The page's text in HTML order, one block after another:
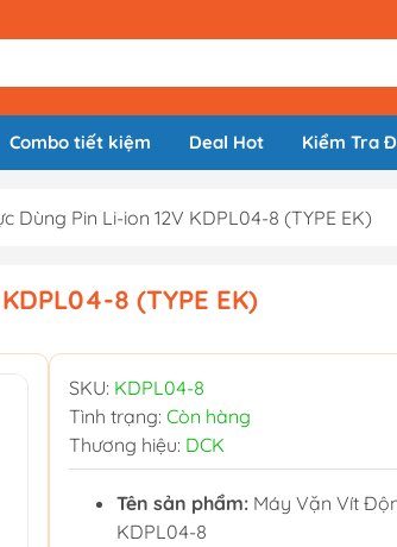
Combo tiết kiệm Deal Hot Kiểm Tra
Dùng Pin Li-ion 12V KDPL04-8 (TYPE EK)
8 (TYPE EK)
SKU: KDPL04-8
Tình trạng: Còn hàng
Thương hiệu: DCK
Tên sản phẩm: Máy Vặn Vít
KDPL04-8